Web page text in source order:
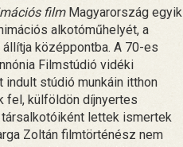
filmMagyarország egyik
alkotóműhelyét, a
középpontba. A 70-es
Filmstúdió vidéki
indult stúdió munkáin itthon
fel, külföldön díjnyertes
lettek ismertek
Zoltán filmtörténész nem